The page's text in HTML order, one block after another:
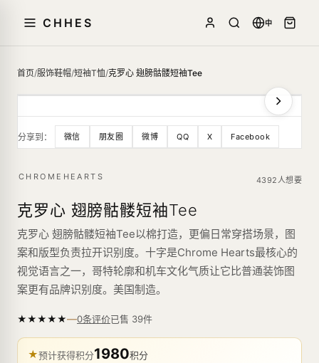
CHHES 中
首页/服饰鞋帽/短袖T恤/克罗心 翅膀骷髅短袖Tee
分享到： 微信 朋友圈 微博 QQ X Facebook
CHROMEHEARTS 4392人想要
克罗心 翅膀骷髅短袖Tee
克罗心 翅膀骷髅短袖Tee以棉打造，更偏日常穿搭场景，图
案和版型负责拉开识别度。十字是Chrome Hearts最核心的
视觉语言之一，哥特轮廓和机车文化气质让它比普通装饰图
案更有品牌识别度。美国制造。
★★★★★—0条评价已售 39件
★预计获得积分1980积分